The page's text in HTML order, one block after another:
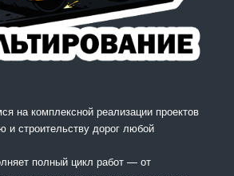
на комплексной реализации проектов
и строительству дорог любой
полный цикл работ — от